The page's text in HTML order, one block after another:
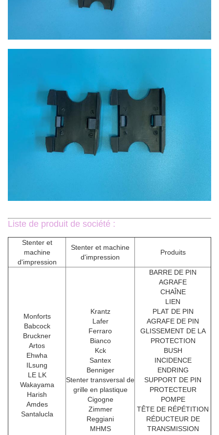
Liste de produit de société :
Stenter et
machine
d'impression
Stenter et machine
d'impression
Produits
Monforts
Babcock
Bruckner
Artos
Ehwha
ILsung
LE LK
Wakayama
Harish
Amdes
Santalucla
Krantz
Lafer
Ferraro
Bianco
Kck
Santex
Benniger
Stenter transversal de
grille en plastique
Cigogne
Zimmer
Reggiani
MHMS
BARRE DE PIN
AGRAFE
CHAÎNE
LIEN
PLAT DE PIN
AGRAFE DE PIN
GLISSEMENT DE LA
PROTECTION
BUSH
INCIDENCE
ENDRING
SUPPORT DE PIN
PROTECTEUR
POMPE
TÊTE DE RÉPÉTITION
RÉDUCTEUR DE
TRANSMISSION